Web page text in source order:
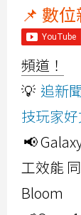
📌 數
頻道！
💡 追新
技玩家好
📢
工效能
Bloom